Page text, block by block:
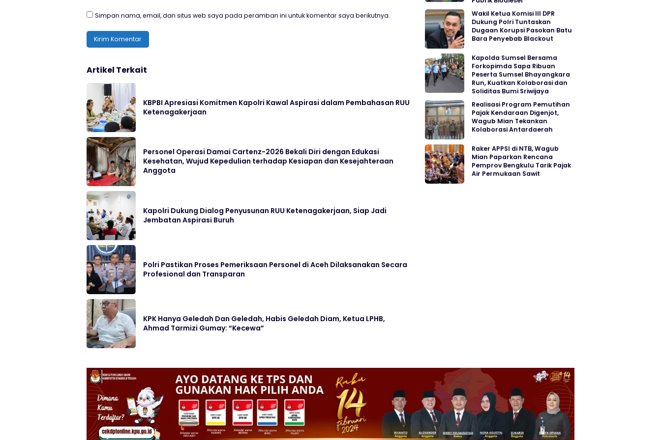
Simpan nama, email, dan situs web saya pada peramban ini untuk komentar saya berikutnya.
Artikel Terkait
KBPBI Apresiasi Komitmen Kapolri Kawal Aspirasi dalam Pembahasan RUU
Ketenagakerjaan
Personel Operasi Damai Cartenz-2026 Bekali Diri dengan Edukasi
Kesehatan, Wujud Kepedulian terhadap Kesiapan dan Kesejahteraan
Anggota
Kapolri Dukung Dialog Penyusunan RUU Ketenagakerjaan, Siap Jadi
Jembatan Aspirasi Buruh
Polri Pastikan Proses Pemeriksaan Personel di Aceh Dilaksanakan Secara
Profesional dan Transparan
KPK Hanya Geledah Dan Geledah, Habis Geledah Diam, Ketua LPHB,
Ahmad Tarmizi Gumay: “Kecewa”
Wakil Ketua Komisi III DPR
Dukung Polri Tuntaskan
Dugaan Korupsi Pasokan Batu
Bara Penyebab Blackout
Kapolda Sumsel Bersama
Forkopimda Sapa Ribuan
Peserta Sumsel Bhayangkara
Run, Kuatkan Kolaborasi dan
Soliditas Bumi Sriwijaya
Realisasi Program Pemutihan
Pajak Kendaraan Digenjot,
Wagub Mian Tekankan
Kolaborasi Antardaerah
Raker APPSI di NTB, Wagub
Mian Paparkan Rencana
Pemprov Bengkulu Tarik Pajak
Air Permukaan Sawit